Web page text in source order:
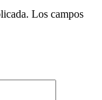
Los campos